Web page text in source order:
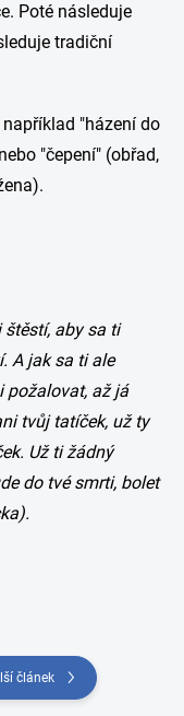
Poté následuje
tradiční
"házení do
"čepení" (obřad,
štěstí, aby sa ti
A jak sa ti ale
požalovat, až já
tvůj tatíček, už ty
Už ti žádný
do tvé smrti, bolet
článek